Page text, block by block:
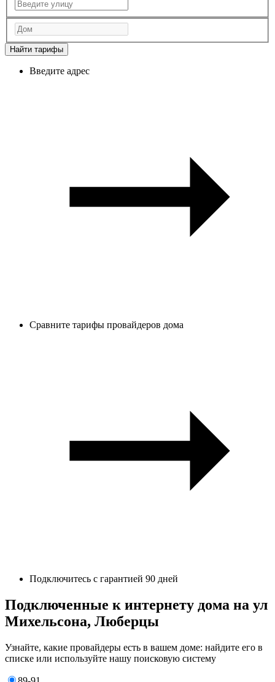
Найти тарифы
Введите адрес
Сравните тарифы провайдеров дома
Подключитесь с гарантией 90 дней
Подключенные к интернету дома на ул
Михельсона, Люберцы
Узнайте, какие провайдеры есть в вашем доме: найдите его в
списке или используйте нашу поисковую систему